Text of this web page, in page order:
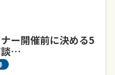
ー開催前に決める5
談…